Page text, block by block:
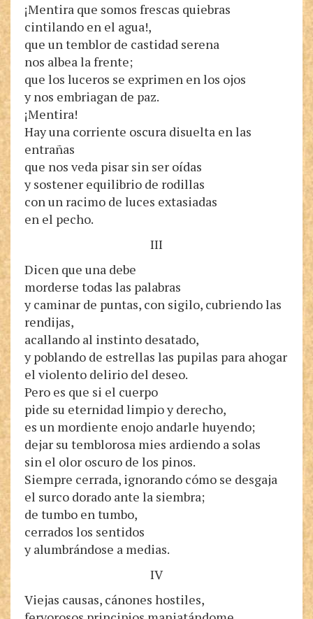
¡Mentira que somos frescas quiebras
cintilando en el agua!,
que un temblor de castidad serena
nos albea la frente;
que los luceros se exprimen en los ojos
y nos embriagan de paz.
¡Mentira!
Hay una corriente oscura disuelta en las
entrañas
que nos veda pisar sin ser oídas
y sostener equilibrio de rodillas
con un racimo de luces extasiadas
en el pecho.
III
Dicen que una debe
morderse todas las palabras
y caminar de puntas, con sigilo, cubriendo las
rendijas,
acallando al instinto desatado,
y poblando de estrellas las pupilas para ahogar
el violento delirio del deseo.
Pero es que si el cuerpo
pide su eternidad limpio y derecho,
es un mordiente enojo andarle huyendo;
dejar su temblorosa mies ardiendo a solas
sin el olor oscuro de los pinos.
Siempre cerrada, ignorando cómo se desgaja
el surco dorado ante la siembra;
de tumbo en tumbo,
cerrados los sentidos
y alumbrándose a medias.
IV
Viejas causas, cánones hostiles,